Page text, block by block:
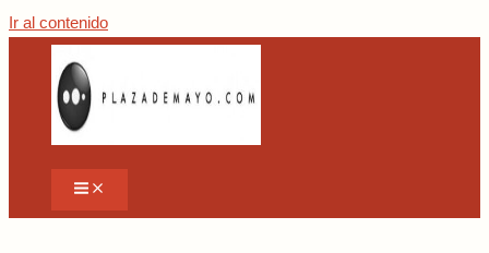
Ir al contenido